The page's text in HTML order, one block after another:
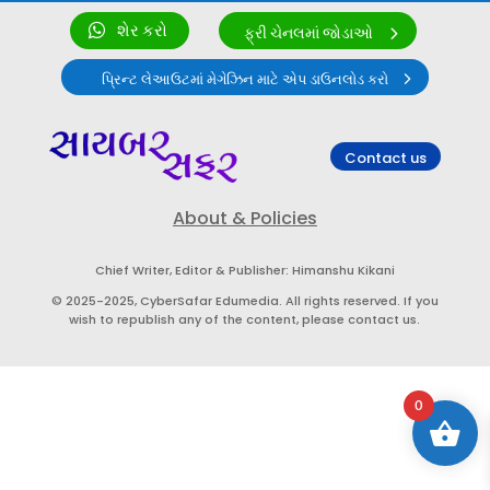
શેર કરો ફ્રી ચેનલમાં જોડાઓ
પ્રિન્ટ લેઆઉટમાં મેગેઝિન માટે એપ ડાઉનલોડ કરો
Contact us
About & Policies
Chief Writer, Editor & Publisher: Himanshu Kikani
© 2025-2025, CyberSafar Edumedia. All rights reserved. If you
wish to republish any of the content, please contact us.
0